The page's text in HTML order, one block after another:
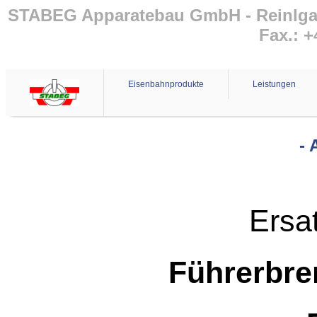
STABEG Apparatebau GmbH -
Fax.:
Eisenbahnprodukte Leistungen
-